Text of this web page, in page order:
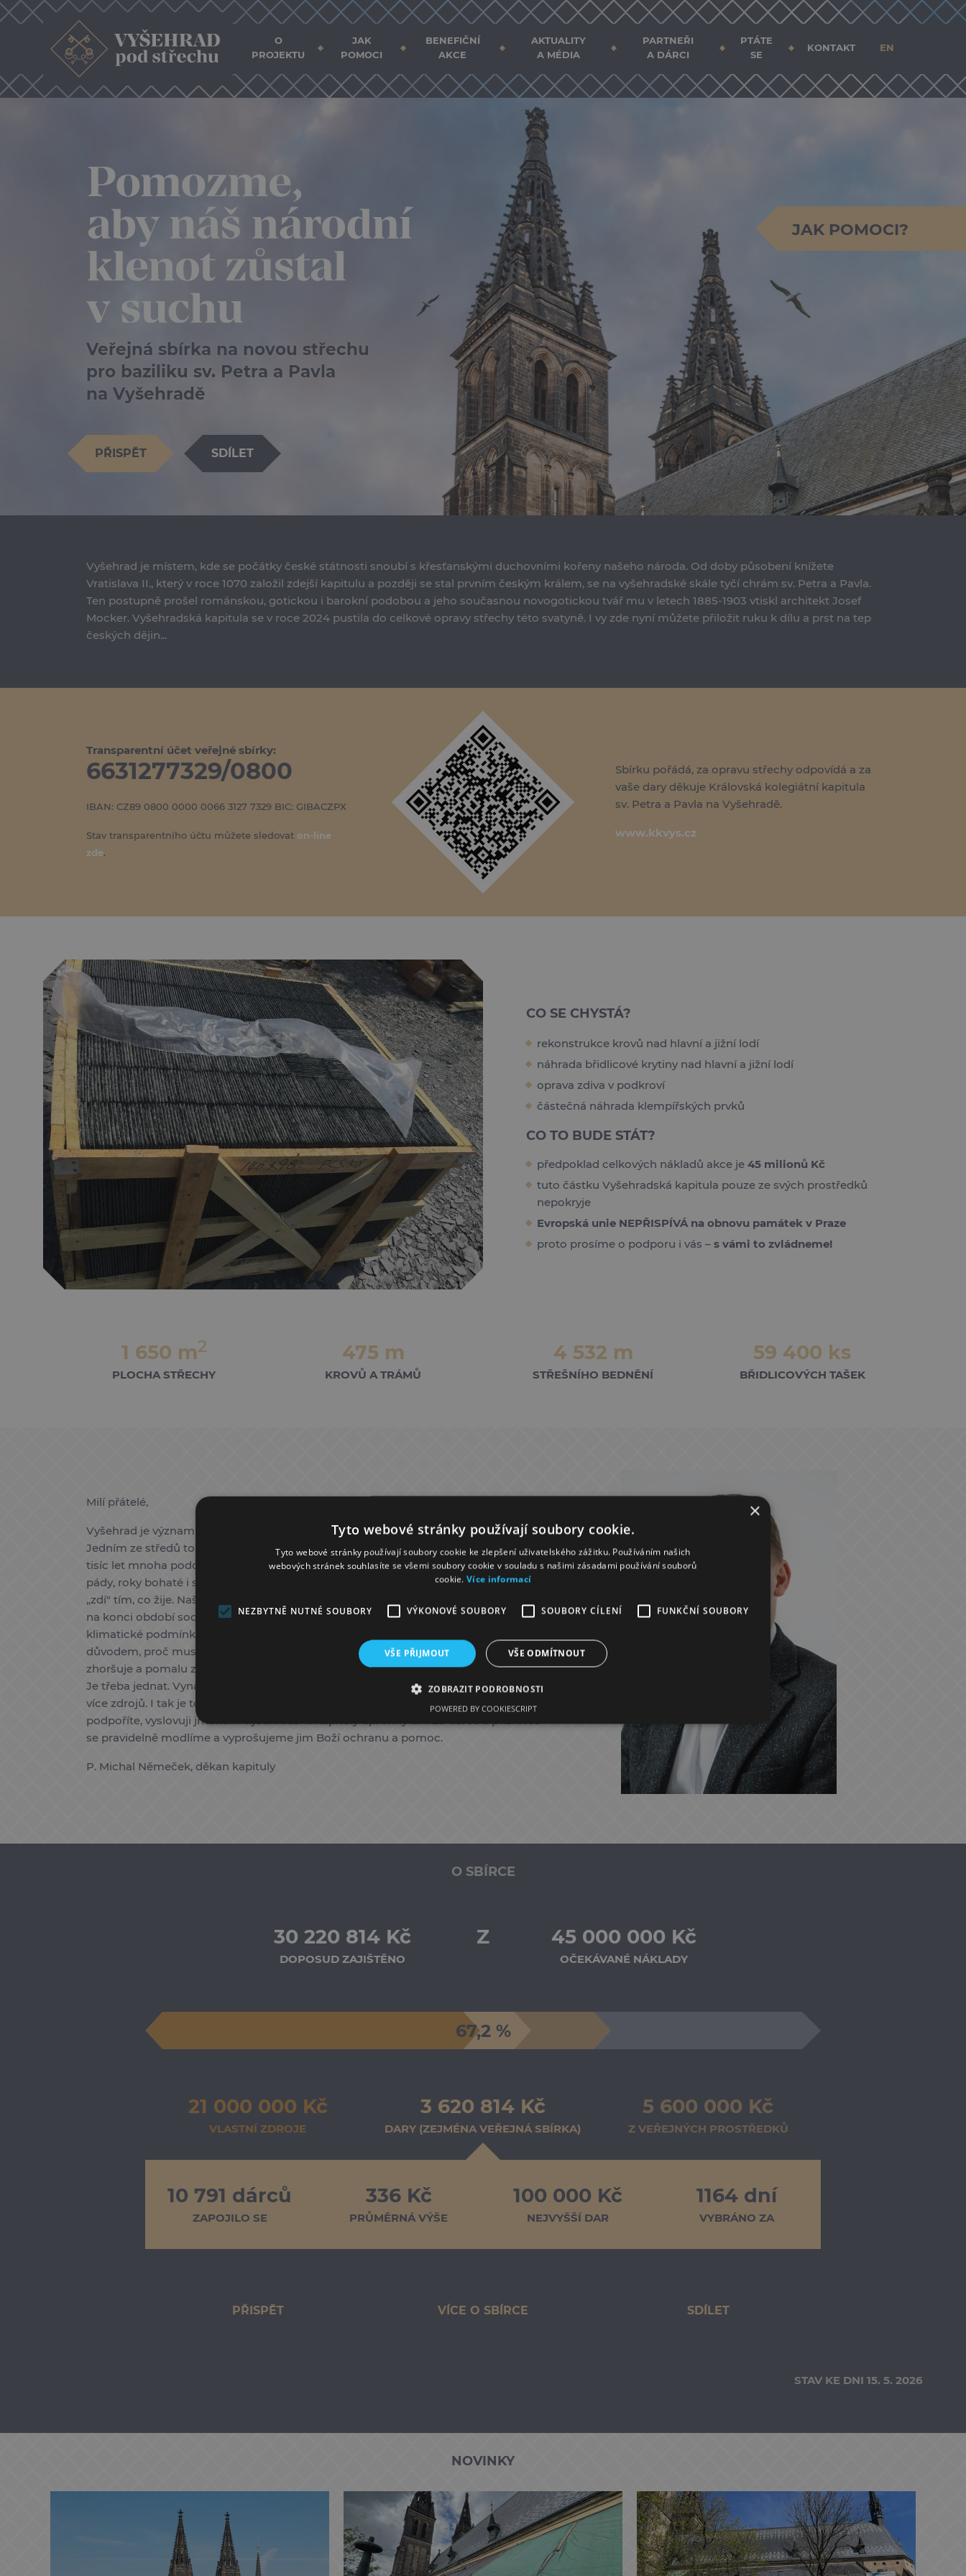
O
PROJEKTU
JAK
POMOCI
BENEFIČNÍ
AKCE
AKTUALITY
A MÉDIA
PARTNEŘI
A DÁRCI
PTÁTE
SE
KONTAKT EN
JAK POMOCI?
Veřejná sbírka na novou střechu
pro baziliku sv. Petra a Pavla
na Vyšehradě
PŘISPĚT SDÍLET
Vyšehrad je místem, kde se počátky české státnosti snoubí s křesťanskými duchovními kořeny našeho národa. Od doby působení knížete
Vratislava II., který v roce 1070 založil zdejší kapitulu a později se stal prvním českým králem, se na vyšehradské skále tyčí chrám sv. Petra a Pavla.
Ten postupně prošel románskou, gotickou i barokní podobou a jeho současnou novogotickou tvář mu v letech 1885-1903 vtiskl architekt Josef
Mocker. Vyšehradská kapitula se v roce 2024 pustila do celkové opravy střechy této svatyně. I vy zde nyní můžete přiložit ruku k dílu a prst na tep
českých dějin...
Transparentní účet veřejné sbírky:
6631277329/0800
IBAN: CZ89 0800 0000 0066 3127 7329 BIC: GIBACZPX
Stav transparentního účtu můžete sledovat on-line
zde.
Sbírku pořádá, za opravu střechy odpovídá a za
vaše dary děkuje Královská kolegiátní kapitula
sv. Petra a Pavla na Vyšehradě.
www.kkvys.cz
CO SE CHYSTÁ?
rekonstrukce krovů nad hlavní a jižní lodí
náhrada břidlicové krytiny nad hlavní a jižní lodí
oprava zdiva v podkroví
částečná náhrada klempířských prvků
CO TO BUDE STÁT?
předpoklad celkových nákladů akce je 45 milionů Kč
tuto částku Vyšehradská kapitula pouze ze svých prostředků
nepokryje
Evropská unie NEPŘISPÍVÁ na obnovu památek v Praze
proto prosíme o podporu i vás – s vámi to zvládneme!
1 650 m2
PLOCHA STŘECHY
475 m
KROVŮ A TRÁMŮ
4 532 m
STŘEŠNÍHO BEDNĚNÍ
59 400 ks
BŘIDLICOVÝCH TAŠEK
Milí přátelé,
Vyšehrad je významným místem jak naší historie, tak i živý symbol naší země.
Jedním ze středů tohoto symbolického místa je i bazilika sv. Petra a Pavla. Prošla za
tisíc let mnoha podobami. Na jejích zdech lze číst naše dějiny se všemi rozkvěty i
pády, roky bohaté i strašlivá údobí propadu. Každá generace se vpisuje do těchto
„zdí" tím, co žije. Naše generace převzala baziliku v poměrně slušném stavu, protože
na konci období socialismu prošla velkou rekonstrukcí. Ale zub času, divoké
klimatické podmínky a mizerné materiály z období poslední rekonstrukce jsou
důvodem, proč musíme pokračovat ve štafetě předků. Stav střechy se rychle
zhoršuje a pomalu začíná hrozit protečení do kleneb, maleb a dalších prvků chrámu.
Je třeba jednat. Vynaložené náklady nebudou malé. Snažíme se prostředky získávat z
více zdrojů. I tak je to ale náročné. Proto vás prosím o pomoc. Vám všem, kteří nás
podpoříte, vyslovuji jménem Vyšehradské kapituly upřímný dík. Za dárce a příznivce
se pravidelně modlíme a vyprošujeme jim Boží ochranu a pomoc.
P. Michal Němeček, děkan kapituly
O SBÍRCE
30 220 814 Kč
DOPOSUD ZAJIŠTĚNO
Z 45 000 000 Kč
OČEKÁVANÉ NÁKLADY
67,2 %
21 000 000 Kč
VLASTNÍ ZDROJE
3 620 814 Kč
DARY (ZEJMÉNA VEŘEJNÁ SBÍRKA)
5 600 000 Kč
Z VEŘEJNÝCH PROSTŘEDKŮ
10 791 dárců
ZAPOJILO SE
336 Kč
PRŮMĚRNÁ VÝŠE
100 000 Kč
NEJVYŠŠÍ DAR
1164 dní
VYBRÁNO ZA
PŘISPĚT VÍCE O SBÍRCE SDÍLET
STAV KE DNI 15. 5. 2026
NOVINKY
×
Tyto webové stránky používají soubory cookie.
Tyto webové stránky používají soubory cookie ke zlepšení uživatelského zážitku. Používáním našich
webových stránek souhlasíte se všemi soubory cookie v souladu s našimi zásadami používání souborů
cookie.Více informací
NEZBYTNĚ NUTNÉ SOUBORY VÝKONOVÉ SOUBORY SOUBORY CÍLENÍ FUNKČNÍ SOUBORY
VŠE PŘIJMOUT VŠE ODMÍTNOUT
ZOBRAZIT PODROBNOSTI
POWERED BY COOKIESCRIPT